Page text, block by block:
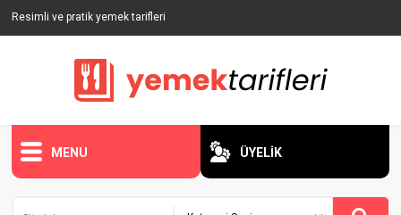
Resimli ve pratik yemek tarifleri
MENU ÜYELİK